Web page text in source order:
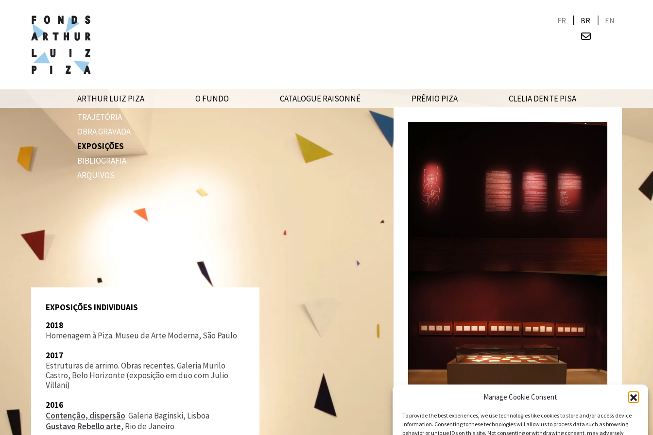
Manage Cookie Consent
To provide the best experiences, we use technologies like cookies to store and/or access device
information. Consenting to these technologies will allow us to process data such as browsing
behavior or unique IDs on this site. Not consenting or withdrawing consent, may adversely
FR BR EN
ARTHUR LUIZ PIZA
TRAJETÓRIA
OBRA GRAVADA
EXPOSIÇÕES
BIBLIOGRAFIA
ARQUIVOS
O FUNDO CATALOGUE RAISONNÉ PRÊMIO PIZA CLELIA DENTE PISA
EXPOSIÇÕES INDIVIDUAIS
2018
Homenagem à Piza. Museu de Arte Moderna, São Paulo
2017
Estruturas de arrimo. Obras recentes. Galeria Murilo
Castro, Belo Horizonte (exposição em duo com Julio
Villani)
2016
Contenção, dispersão. Galeria Baginski, Lisboa
Gustavo Rebello arte, Rio de Janeiro